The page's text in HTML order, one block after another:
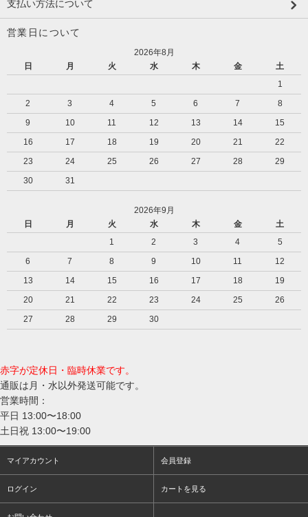
支払い方法について
営業日について
2026年8月
日
月 火 水 木 金
土
1
2
3 4 5 6 7
8
9
10 11 12 13 14
15
16
17 18 19 20 21
22
23
24 25 26 27 28
29
30
31
2026年9月
日
月 火 水 木 金
土
1
2 3 4
5
6
7 8 9 10 11
12
13
14 15 16 17 18
19
20
21 22 23 24 25
26
27
28 29 30
赤字が定休日・臨時休業です。
通販は月・水以外発送可能です。
営業時間：
平日 13:00〜18:00
土日祝 13:00〜19:00
マイアカウント 会員登録
ログイン カートを見る